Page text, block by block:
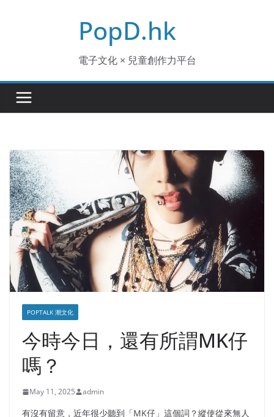
PopD.hk
電子文化 × 兒童創作力平台
POPTALK 潮文化
今時今日，還有所謂MK仔
嗎？
May 11, 2025 admin
有沒有留意，近年很少聽到「MK仔」這個詞？縱使從來無人